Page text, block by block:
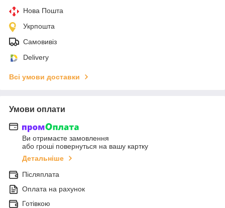
Нова Пошта
Укрпошта
Самовивіз
Delivery
Всі умови доставки
Умови оплати
Ви отримаєте замовлення
або гроші повернуться на вашу картку
Детальніше
Післяплата
Оплата на рахунок
Готівкою